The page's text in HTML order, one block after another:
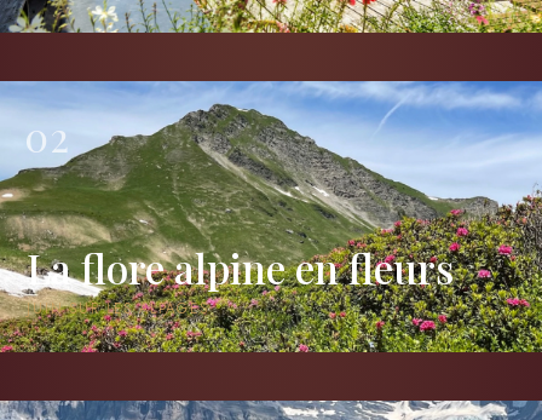
02
La flore alpine en fleurs
JUIN SUR LES ALPAGES